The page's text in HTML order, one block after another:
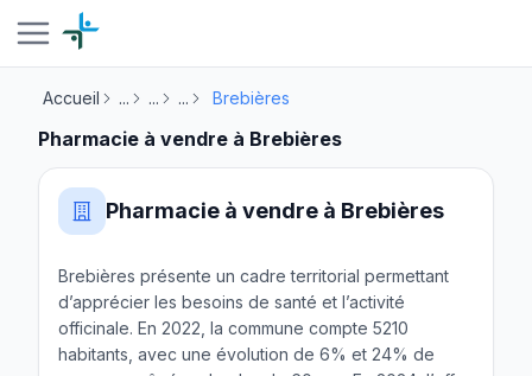
Accueil ... ... ... Brebières
Pharmacie à vendre à Brebières
Pharmacie à vendre à Brebières
Brebières présente un cadre territorial permettant
d’apprécier les besoins de santé et l’activité
officinale. En 2022, la commune compte 5210
habitants, avec une évolution de 6% et 24% de